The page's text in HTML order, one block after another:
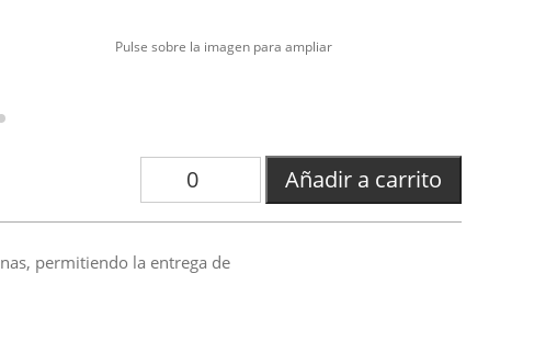
Pulse sobre la imagen para ampliar
Añadir a carrito
permitiendo la entrega de